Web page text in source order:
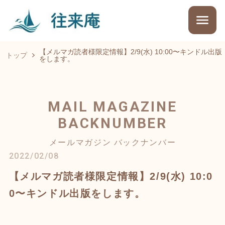
トップ
【メルマガ読者様限定情報】2/9(水) 10:00〜キンドル出版
をします。
MAIL MAGAZINE
BACKNUMBER
メールマガジン バックナンバー
2022/02/08
【メルマガ読者様限定情報】2/9(水) 10:0
0〜キンドル出版をします。